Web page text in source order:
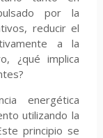
por la
reducir el
a la
¿qué implica
energética
utilizando la
principio se